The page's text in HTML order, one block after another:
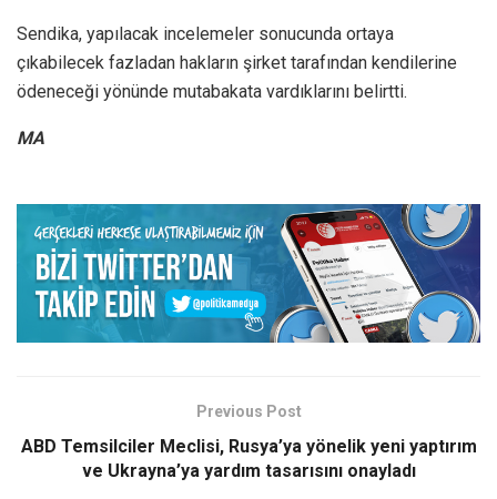
Sendika, yapılacak incelemeler sonucunda ortaya
çıkabilecek fazladan hakların şirket tarafından kendilerine
ödeneceği yönünde mutabakata vardıklarını belirtti.
MA
Previous Post
ABD Temsilciler Meclisi, Rusya’ya yönelik yeni yaptırım
ve Ukrayna’ya yardım tasarısını onayladı